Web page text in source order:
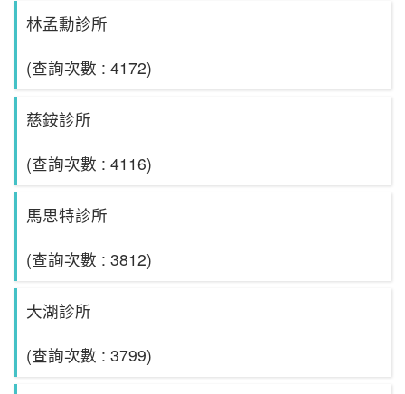
林孟勳診所
(查詢次數 : 4172)
慈銨診所
(查詢次數 : 4116)
馬思特診所
(查詢次數 : 3812)
大湖診所
(查詢次數 : 3799)